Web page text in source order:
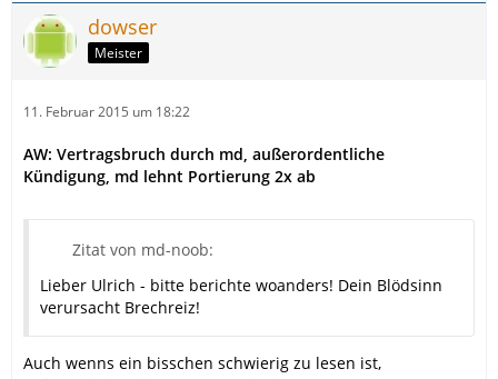
dowser
Meister
11. Februar 2015 um 18:22
AW: Vertragsbruch durch md, außerordentliche
Kündigung, md lehnt Portierung 2x ab
Zitat von md-noob:
Lieber Ulrich - bitte berichte woanders! Dein Blödsinn
verursacht Brechreiz!
Auch wenns ein bisschen schwierig zu lesen ist,